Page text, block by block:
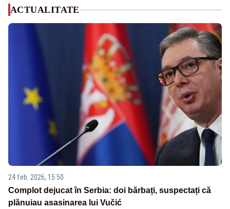
ACTUALITATE
24 feb. 2026, 15:50
Complot dejucat în Serbia: doi bărbați, suspectați că
plănuiau asasinarea lui Vučić